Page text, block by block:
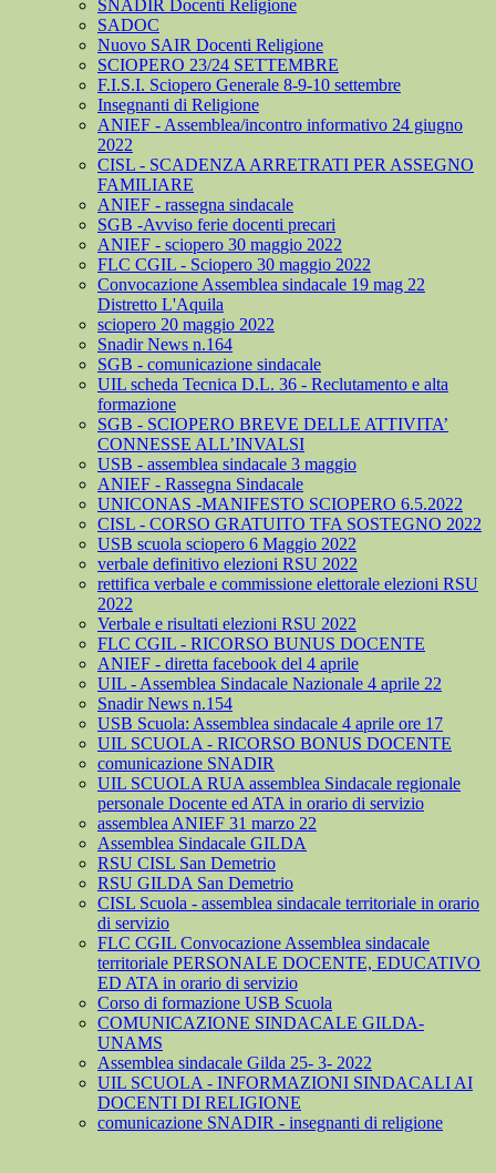
SNADIR Docenti Religione
SADOC
Nuovo SAIR Docenti Religione
SCIOPERO 23/24 SETTEMBRE
F.I.S.I. Sciopero Generale 8-9-10 settembre
Insegnanti di Religione
ANIEF - Assemblea/incontro informativo 24 giugno
2022
CISL - SCADENZA ARRETRATI PER ASSEGNO
FAMILIARE
ANIEF - rassegna sindacale
SGB -Avviso ferie docenti precari
ANIEF - sciopero 30 maggio 2022
FLC CGIL - Sciopero 30 maggio 2022
Convocazione Assemblea sindacale 19 mag 22
Distretto L'Aquila
sciopero 20 maggio 2022
Snadir News n.164
SGB - comunicazione sindacale
UIL scheda Tecnica D.L. 36 - Reclutamento e alta
formazione
SGB - SCIOPERO BREVE DELLE ATTIVITA’
CONNESSE ALL’INVALSI
USB - assemblea sindacale 3 maggio
ANIEF - Rassegna Sindacale
UNICONAS -MANIFESTO SCIOPERO 6.5.2022
CISL - CORSO GRATUITO TFA SOSTEGNO 2022
USB scuola sciopero 6 Maggio 2022
verbale definitivo elezioni RSU 2022
rettifica verbale e commissione elettorale elezioni RSU
2022
Verbale e risultati elezioni RSU 2022
FLC CGIL - RICORSO BUNUS DOCENTE
ANIEF - diretta facebook del 4 aprile
UIL - Assemblea Sindacale Nazionale 4 aprile 22
Snadir News n.154
USB Scuola: Assemblea sindacale 4 aprile ore 17
UIL SCUOLA - RICORSO BONUS DOCENTE
comunicazione SNADIR
UIL SCUOLA RUA assemblea Sindacale regionale
personale Docente ed ATA in orario di servizio
assemblea ANIEF 31 marzo 22
Assemblea Sindacale GILDA
RSU CISL San Demetrio
RSU GILDA San Demetrio
CISL Scuola - assemblea sindacale territoriale in orario
di servizio
FLC CGIL Convocazione Assemblea sindacale
territoriale PERSONALE DOCENTE, EDUCATIVO
ED ATA in orario di servizio
Corso di formazione USB Scuola
COMUNICAZIONE SINDACALE GILDA-
UNAMS
Assemblea sindacale Gilda 25- 3- 2022
UIL SCUOLA - INFORMAZIONI SINDACALI AI
DOCENTI DI RELIGIONE
comunicazione SNADIR - insegnanti di religione